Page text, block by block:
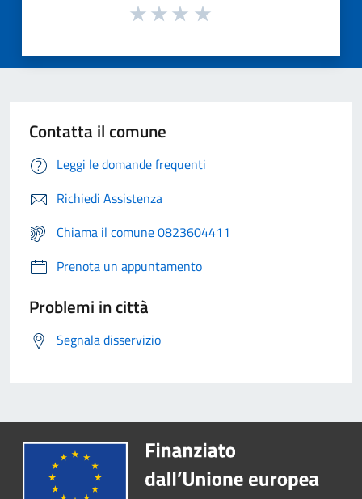
Contatta il comune
Leggi le domande frequenti
Richiedi Assistenza
Chiama il comune 0823604411
Prenota un appuntamento
Problemi in città
Segnala disservizio